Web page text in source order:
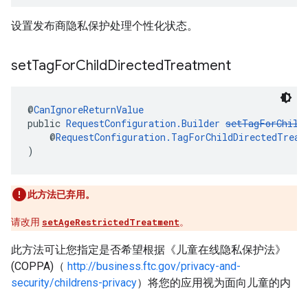
设置发布商隐私保护处理个性化状态。
setTagForChildDirectedTreatment
@CanIgnoreReturnValue
public RequestConfiguration.Builder
@
)
此方法已弃用。
请改用 setAgeRestrictedTreatment。
此方法可让您指定是否希望根据《儿童在线隐私保护法》
(COPPA)（ http://business.ftc.gov/privacy-and-
security/childrens-privacy）将您的应用视为面向儿童的内